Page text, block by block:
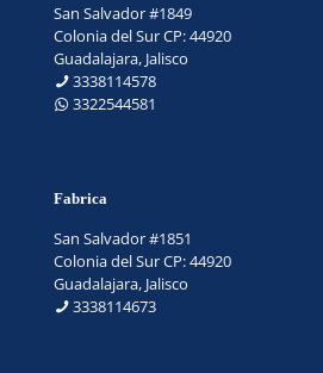
San Salvador #1849
Colonia del Sur CP: 44920
Guadalajara, Jalisco
3338114578
3322544581
Fabrica
San Salvador #1851
Colonia del Sur CP: 44920
Guadalajara, Jalisco
3338114673